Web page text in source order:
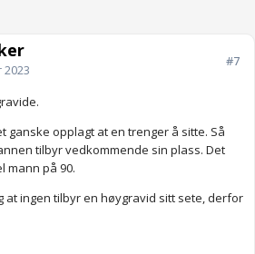
2023
#7
ganske opplagt at en trenger å sitte. Så
tilbyr vedkommende sin plass. Det
mann på 90.
at ingen tilbyr en høygravid sitt sete, derfor